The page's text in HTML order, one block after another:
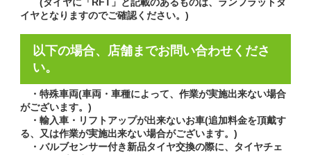
イヤとなりますのでご確認ください。)
以下の場合、店舗までお問い合わせくださ
い。
・特殊車両(車両・車種によって、作業が実施出来ない場合
がございます。)
・輸入車・リフトアップが出来ないお車(追加料金を頂戴す
る、又は作業が実施出来ない場合がございます。)
・バルブセンサー付き新品タイヤ交換の際に、タイヤチェ